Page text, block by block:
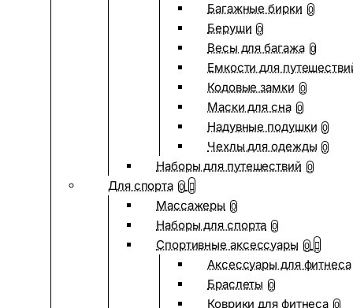
Багажные бирки 0
Беруши 0
Весы для багажа 0
Емкости для
Кодовые замки 0
Маски для сна 0
Надувные подушки 0
Чехлы для одежды 0
Наборы для путешествий 0
Для спорта 0
Массажеры 0
Наборы для спорта 0
Спортивные аксессуары 0
Аксессуары для фитнеса
Браслеты 0
Коврики для фитнеса 0